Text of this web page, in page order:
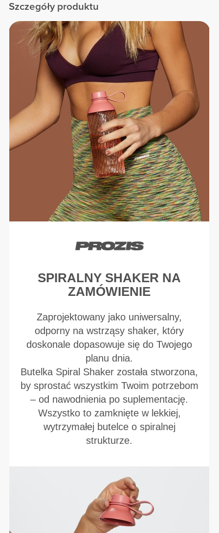
Szczegóły produktu
SPIRALNY SHAKER NA
ZAMÓWIENIE
Zaprojektowany jako uniwersalny,
odporny na wstrząsy shaker, który
doskonale dopasowuje się do Twojego
planu dnia.
Butelka Spiral Shaker została stworzona,
by sprostać wszystkim Twoim potrzebom
– od nawodnienia po suplementację.
Wszystko to zamknięte w lekkiej,
wytrzymałej butelce o spiralnej
strukturze.